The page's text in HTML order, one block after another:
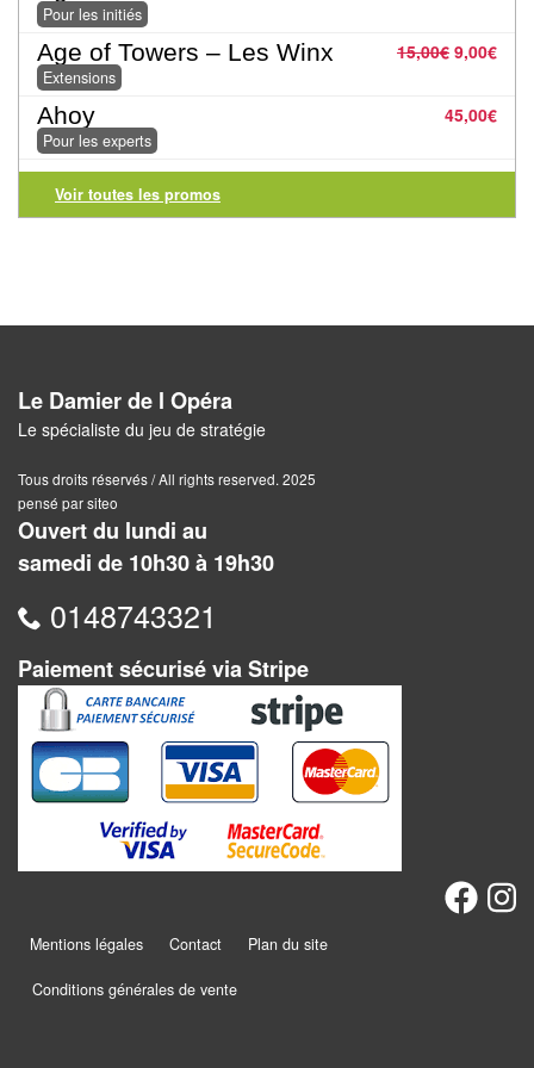
abstraits
Extensions
Casse-
têtes
Accessoires
Jeux
Dominos
Jeu
de
Dames
jeux
–
multijeux
Cartes
traditionnelles
Maquettes
Dames
Pour les initiés
15,00€ 9,00€
Age of Towers – Les Winx
Extensions
45,00€
Ahoy
Pour les experts
Voir toutes les promos
Le Damier de l Opéra
Le spécialiste du jeu de stratégie
Tous droits réservés / All rights reserved. 2025
pensé par siteo
Ouvert du lundi au
samedi de 10h30 à 19h30
0148743321
Paiement sécurisé via Stripe
Mentions légales Contact Plan du site
Conditions générales de vente